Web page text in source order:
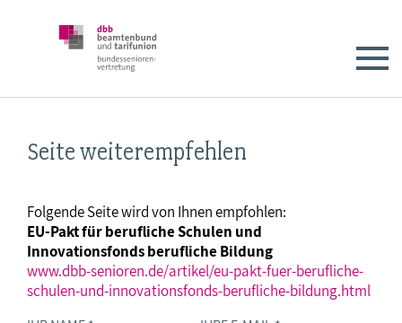
Seite weiterempfehlen
Folgende Seite wird von Ihnen empfohlen:
EU-Pakt für berufliche Schulen und
Innovationsfonds berufliche Bildung
www.dbb-senioren.de/artikel/eu-pakt-fuer-berufliche-
schulen-und-innovationsfonds-berufliche-bildung.html